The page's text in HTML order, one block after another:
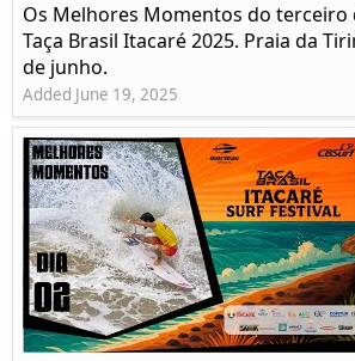
Os Melhores Momentos do terceiro
Taça Brasil Itacaré 2025. Praia da
de junho.
Added June 19, 2025